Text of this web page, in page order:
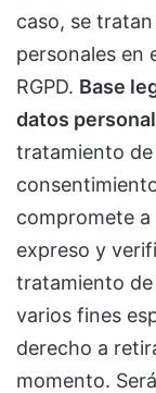
caso, se
personales en
RGPD. Base
datos
tratamiento de
compromete
expreso y
tratamiento de
varios fines
derecho a
momento.